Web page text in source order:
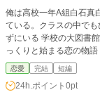
俺は高校一年A組白石真
ている。クラスの中で
ずにいる 学校の大図書
っくりと始まる恋の物語
恋愛 完結 短編
24h.ポイント 0pt